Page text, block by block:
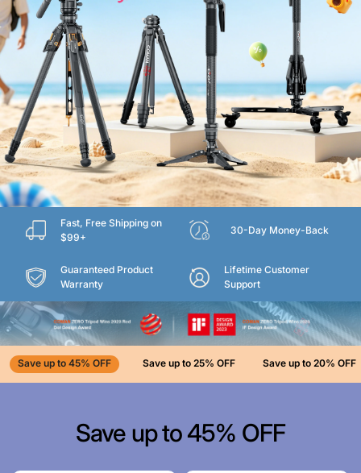
Fast, Free Shipping on
$99+
30-Day Money-Back
Guaranteed Product
Warranty
Lifetime Customer
Support
Save up to 45% OFF Save up to 25% OFF Save up to 20% OFF
Save up to 45% OFF